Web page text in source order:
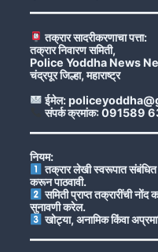
तक्रार सादरीकरणाचा पत्ता:
तक्रार निवारण समिती,
Police Yoddha News
चंद्रपूर जिल्हा, महाराष्ट्र
ईमेल:
संपर्क क्रमांक: 091589
नियम:
तक्रार लेखी स्वरूपात संबंधित
करून पाठवावी.
समिती प्राप्त तक्रारींची
सुनावणी करेल.
खोट्या, अनामिक किंवा